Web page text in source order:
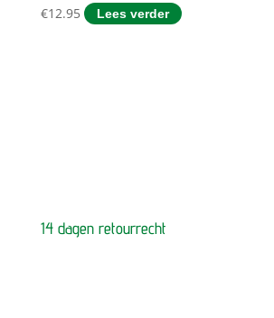
€12.95 Lees verder
14 dagen retourrecht